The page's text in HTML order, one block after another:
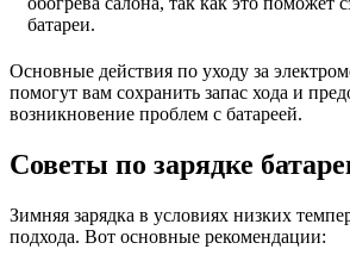
батареи.
Основные действия по уходу за
помогут вам сохранить запас хода и
возникновение проблем с батареей.
Советы по зарядке
Зимняя зарядка в условиях низких
подхода. Вот основные рекомендации: